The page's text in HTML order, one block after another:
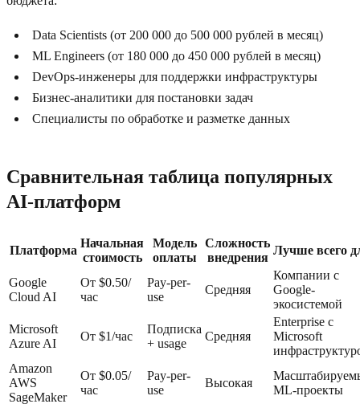
Data Scientists (от 200 000 до 500 000 рублей в месяц)
ML Engineers (от 180 000 до 450 000 рублей в месяц)
DevOps-инженеры для поддержки инфраструктуры
Бизнес-аналитики для постановки задач
Специалисты по обработке и разметке данных
Сравнительная таблица популярных
AI-платформ
Платформа
Начальная
стоимость
Модель
оплаты
Сложность
внедрения
Лучше всего
Google
Cloud AI
От $0.50/
час
Pay-per-
use
Средняя
Компании с
Google-
экосистемой
Microsoft
Azure AI
От $1/час
Подписка
+ usage
Средняя
Enterprise с
Microsoft
Amazon
AWS
SageMaker
От $0.05/
час
Pay-per-
use
Высокая
ML-проекты